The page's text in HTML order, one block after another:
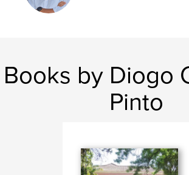
Books by Diogo
Pinto